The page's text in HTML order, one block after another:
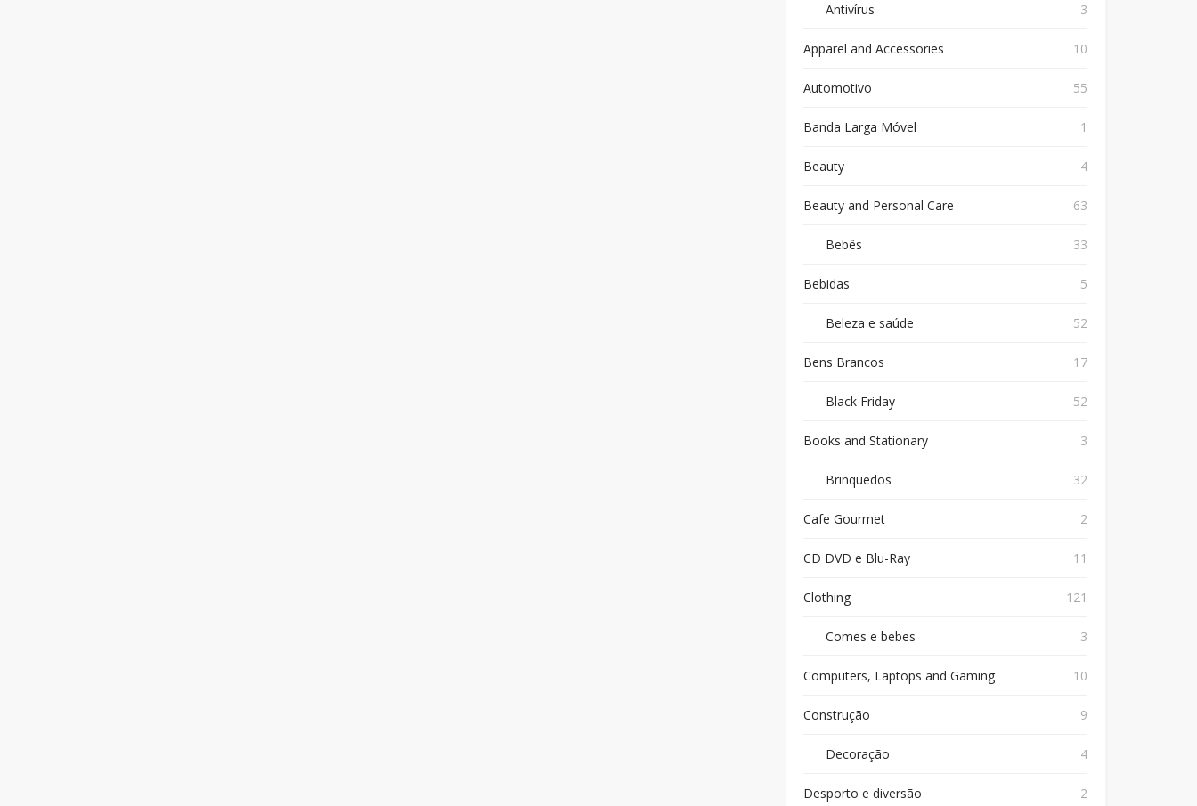
Antivírus 3
Apparel and Accessories 10
Automotivo 55
Banda Larga Móvel 1
Beauty 4
Beauty and Personal Care 63
Bebês 33
Bebidas 5
Beleza e saúde 52
Bens Brancos 17
Black Friday 52
Books and Stationary 3
Brinquedos 32
Cafe Gourmet 2
CD DVD e Blu-Ray 11
Clothing 121
Comes e bebes 3
Computers, Laptops and Gaming 10
Construção 9
Decoração 4
Desporto e diversão 2